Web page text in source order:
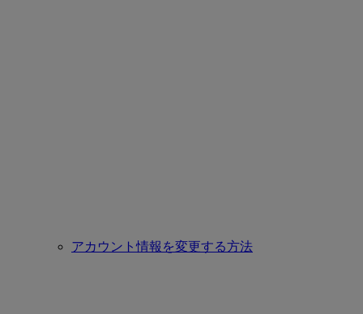
アカウント情報を変更する方法